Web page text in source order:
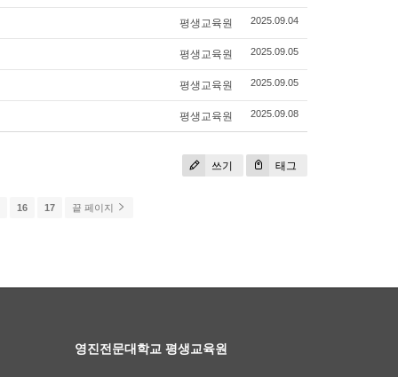
평생교육원 2025.09.04
평생교육원 2025.09.05
평생교육원 2025.09.05
평생교육원 2025.09.08
쓰기 태그
16 17 끝 페이지
영진전문대학교 평생교육원